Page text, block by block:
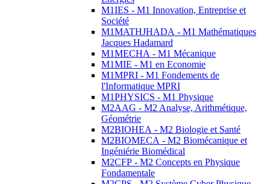
M1IES - M1 Innovation, Entreprise et
Société
M1MATHJHADA - M1 Mathématiques
Jacques Hadamard
M1MECHA - M1 Mécanique
M1MIE - M1 en Economie
M1MPRI - M1 Fondements de
l'Informatique MPRI
M1PHYSICS - M1 Physique
M2AAG - M2 Analyse, Arithmétique,
Géométrie
M2BIOHEA - M2 Biologie et Santé
M2BIOMECA - M2 Biomécanique et
Ingéniérie Biomédical
M2CFP - M2 Concepts en Physique
Fondamentale